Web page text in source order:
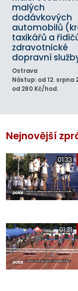
malých
dodávkových
automobilů
taxikářů a
zdravotnické
dopravní
Ostrava
Nástup: od 12. srpna
od 280 Kč/hod.
Nejnovější
01:33
01:31